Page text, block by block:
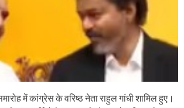
में कांग्रेस के वरिष्ठ नेता राहुल गांधी शामिल हुए।